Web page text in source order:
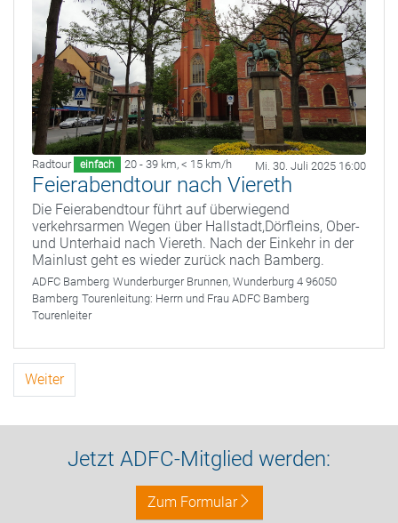
Radtour einfach 20 - 39 km, < 15 km/h Mi. 30. Juli 2025 16:00
Feierabendtour nach Viereth
Die Feierabendtour führt auf überwiegend
verkehrsarmen Wegen über Hallstadt,Dörfleins, Ober-
und Unterhaid nach Viereth. Nach der Einkehr in der
Mainlust geht es wieder zurück nach Bamberg.
ADFC Bamberg Wunderburger Brunnen, Wunderburg 4 96050
Bamberg Tourenleitung: Herrn und Frau ADFC Bamberg
Tourenleiter
Weiter
Jetzt ADFC-Mitglied werden:
Zum Formular